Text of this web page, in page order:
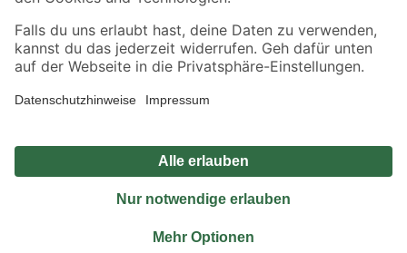
Alle Preisangaben in EUR inkl. gesetzl. MwSt.. Die dargestellten Angebote sind unter
Umständen nicht in allen Märkten verfügbar. Die angegebenen Verfügbarkeiten beziehen
Produkte nur solange der Vorrat reicht.
*Paketversand ab 59 € versandkostenfrei, gilt nicht für Artikel mit Speditionsversand, hier
Privatsphäre Impressum
Nutzungsbedingungen
Widerrufsrecht
Vertrag widerrufen
© 2026 toom Baumarkt GmbH